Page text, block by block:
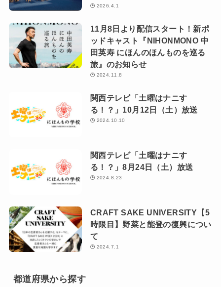
2026.4.1
11月8日より配信スタート！新ポ
ッドキャスト『NIHONMONO 中
田英寿 にほんのほんものを巡る
旅』のお知らせ
2024.11.8
関西テレビ「土曜はナニす
る！？」10月12日（土）放送
2024.10.10
関西テレビ「土曜はナニす
る！？」8月24日（土）放送
2024.8.23
CRAFT SAKE UNIVERSITY【5
時限目】野菜と能登の復興につい
て
2024.7.1
都道府県から探す